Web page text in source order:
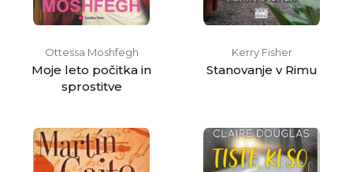
Ottessa Moshfegh
Moje leto počitka in
sprostitve
Kerry Fisher
Stanovanje v Rimu